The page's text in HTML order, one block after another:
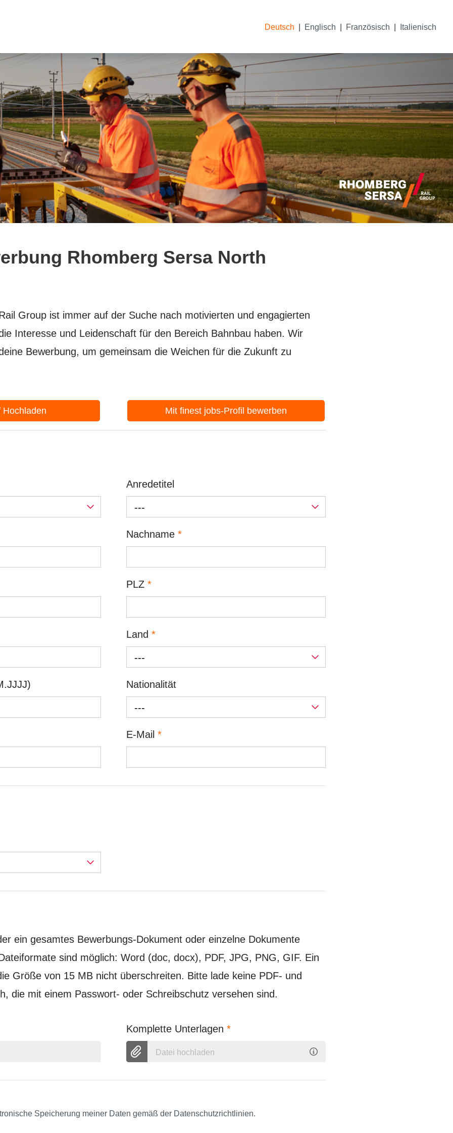
Deutsch Englisch Französisch Italienisch
Rhomberg Sersa North
Group ist immer auf der Suche nach motivierten und engagierten
Interesse und Leidenschaft für den Bereich Bahnbau haben. Wir
Bewerbung, um gemeinsam die Weichen für die Zukunft zu
Hochladen Mit finest jobs-Profil bewerben
Anredetitel
---
Nachname*
PLZ*
Land*
---
Nationalität
---
E-Mail*
ein gesamtes Bewerbungs-Dokument oder einzelne Dokumente
sind möglich: Word (doc, docx), PDF, JPG, PNG, GIF. Ein
Größe von 15 MB nicht überschreiten. Bitte lade keine PDF- und
die mit einem Passwort- oder Schreibschutz versehen sind.
Komplette Unterlagen*
Datei hochladen
Speicherung meiner Daten gemäß der Datenschutzrichtlinien.